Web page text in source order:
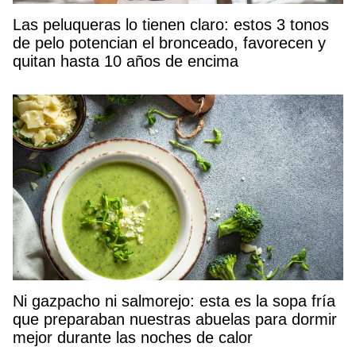
Las peluqueras lo tienen claro: estos 3 tonos
de pelo potencian el bronceado, favorecen y
quitan hasta 10 años de encima
Ni gazpacho ni salmorejo: esta es la sopa fría
que preparaban nuestras abuelas para dormir
mejor durante las noches de calor